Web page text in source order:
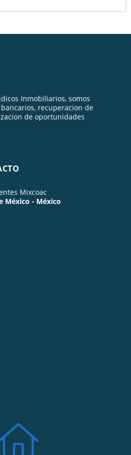
Inmobiliarios, somos
recuperacion de
de oportunidades
Mixcoac
México - México